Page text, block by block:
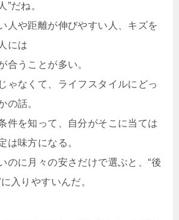
”だね。
人や距離が伸びやすい人、キズを
には
合うことが多い。
ゃなくて、ライフスタイルにどっ
の話。
件を知って、自分がそこに当ては
は味方になる。
のに月々の安さだけで選ぶと、“後
入りやすいんだ。